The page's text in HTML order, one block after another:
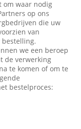
om waar nodig
op ons
die uw
van
we een beroep
de verwerking
te komen of om te
bestelproces: